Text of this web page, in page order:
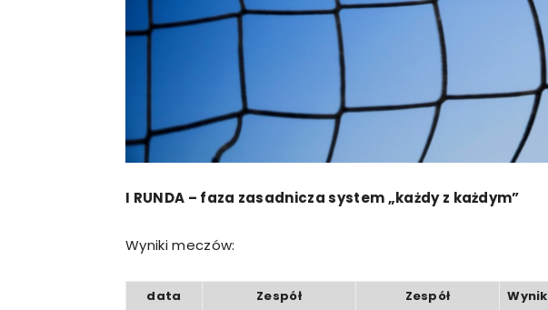
I RUNDA – faza zasadnicza system„każdy z każdym”
Wyniki meczów:
data Zespół Zespół Wynik